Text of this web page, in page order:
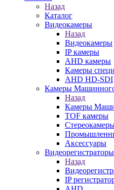
Назад
Каталог
Видеокамеры
Назад
Видеокамеры
IP камеры
AHD камеры
Камеры
AHD HD-SDI
Камеры
Назад
Камеры
TOF камеры
Аксессуары
Видеорегистраторы
Назад
IP